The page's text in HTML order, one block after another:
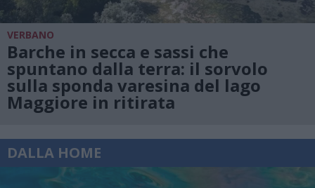
VERBANO
Barche in secca e sassi che
spuntano dalla terra: il sorvolo
sulla sponda varesina del lago
Maggiore in ritirata
DALLA HOME